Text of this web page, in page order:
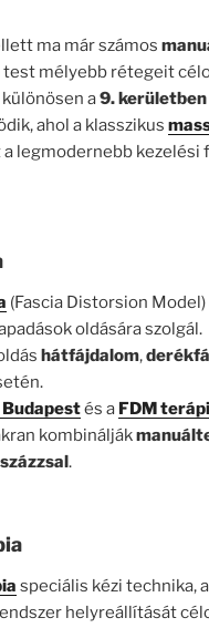
ma már számos
test mélyebb rétegeit
a9. kerületben
ahol a klasszikus
legmodernebb kezelési
(Fascia Distorsion Model)
oldására szolgál.
hátfájdalom,
Budapestés a FDM
kombinálják
.
speciális kézi technika,
helyreállítását